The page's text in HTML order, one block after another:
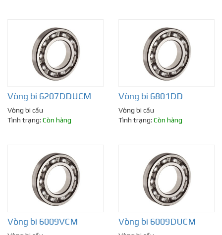
Vòng bi 6207DDUCM
Vòng bi cầu
Tình trạng: Còn hàng
Vòng bi 6801DD
Vòng bi cầu
Tình trạng: Còn hàng
Vòng bi 6009VCM Vòng bi 6009DUCM